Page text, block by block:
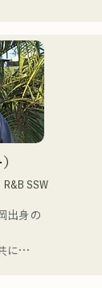
バーは
、解散
して集
を行
遠隔
。
費用
上げ
ONE」
中か
た。
れた
2025に
賞し
フェ
た。
イベン
ら活動
きで
前で歌
にな
楽を作
ま
R&B SSW
出身の
に